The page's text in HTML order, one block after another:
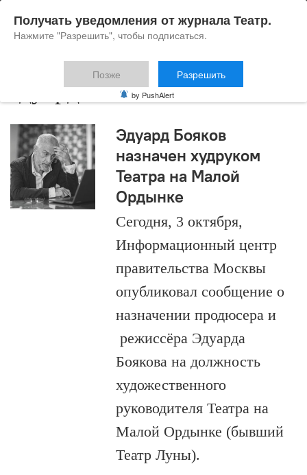
эдуард бояков
Эдуард Бояков
назначен худруком
Театра на Малой
Ордынке
Сегодня, 3 октября,
Информационный центр
правительства Москвы
опубликовал сообщение о
назначении продюсера и
режиссёра Эдуарда
Боякова на должность
художественного
руководителя Театра на
Малой Ордынке (бывший
Театр Луны).
Получать уведомления от журнала Театр.
Нажмите "Разрешить", чтобы подписаться.
Позже Разрешить
by PushAlert